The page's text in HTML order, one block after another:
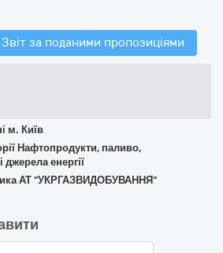
Звіт за поданими пропозиціями
м. Київ
Нафтопродукти, паливо,
джерела енергії
АТ "УКРГАЗВИДОБУВАННЯ"